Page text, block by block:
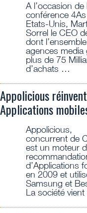
A l’occasion de
conférence
Etats-Unis,
Sorrel le CEO
dont
agences media
plus de 75
d’achats …
Appolicious
Applications
Appolicious,
concurrent de
est un moteur
d’Applications
en 2009 et
Samsung et
La société